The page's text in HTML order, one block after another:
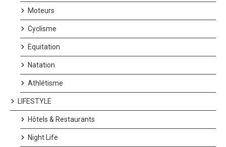
Moteurs
Cyclisme
Equitation
Natation
Athlétisme
LIFESTYLE
Hôtels & Restaurants
Night Life